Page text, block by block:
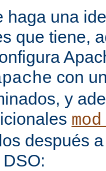
haga una
que tiene,
con
y
después